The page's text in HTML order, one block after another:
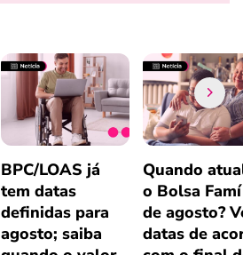
BPC/LOAS já
tem datas
definidas para
agosto; saiba
Quando
o Bolsa
de agosto?
datas de